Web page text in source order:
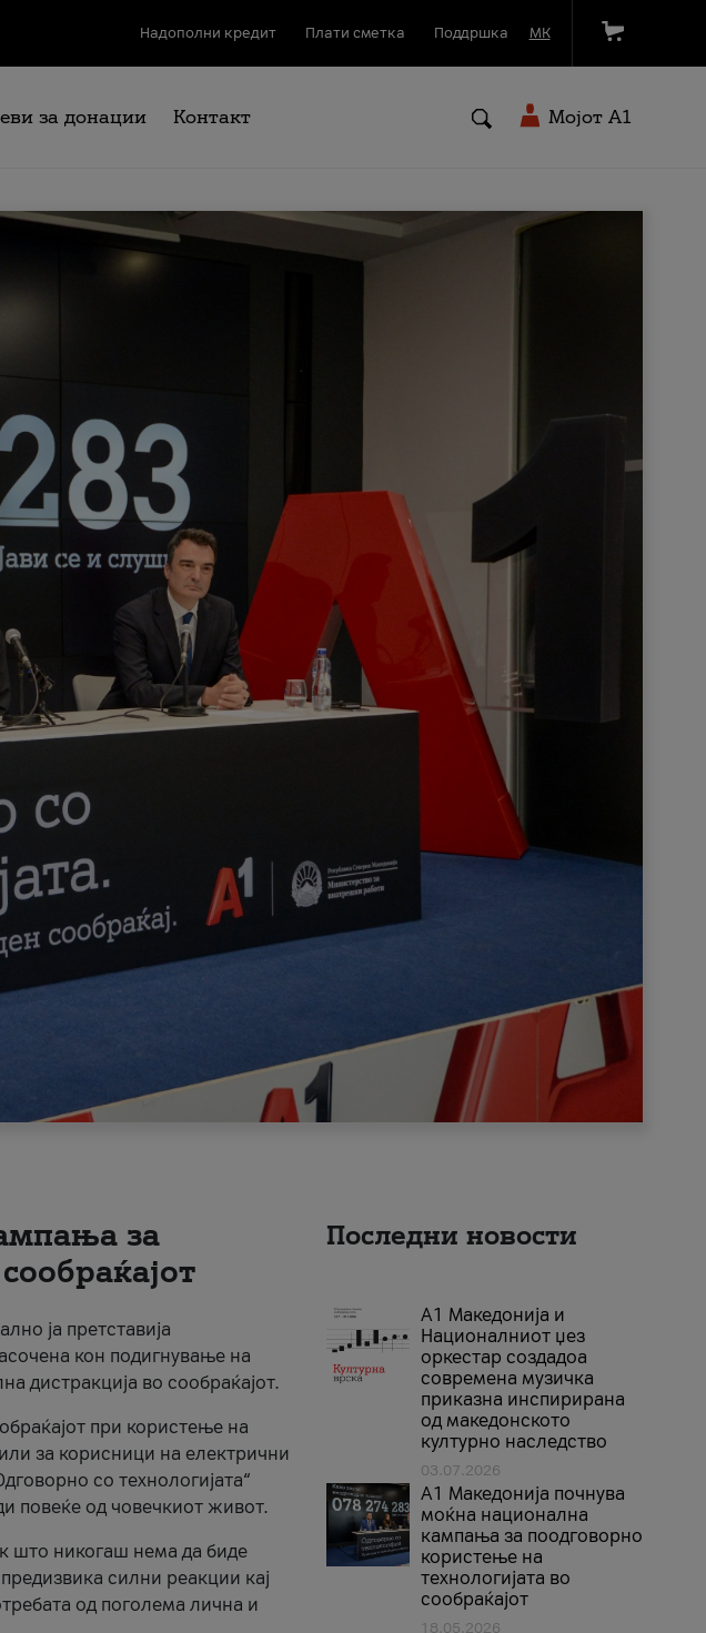
Надополни кредит Плати сметка Поддршка МК
за донации Контакт Мојот A1
за
ја претставија
кон подигнување на
дистракција во сообраќајот.
при користење на
за корисници на електрични
со технологијата“
повеќе од човечкиот живот.
што никогаш нема да биде
силни реакции кај
од поголема лична и
Последни новости
А1 Македонија и
Националниот џез
оркестар создадоа
современа музичка
приказна инспирирана
од македонското
културно наследство
03.07.2026
A1 Македонија почнува
моќна национална
кампања за поодговорно
користење на
технологијата во
сообраќајот
18.05.2026